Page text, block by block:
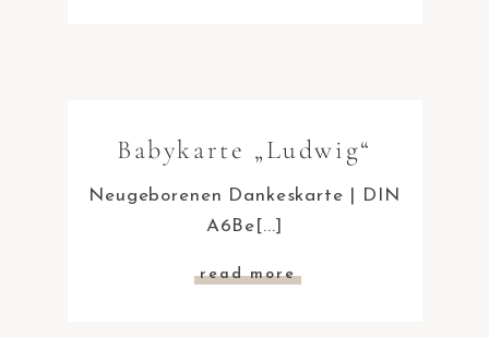
Babykarte „Ludwig“
Neugeborenen Dankeskarte | DIN
A6Be[...]
read more